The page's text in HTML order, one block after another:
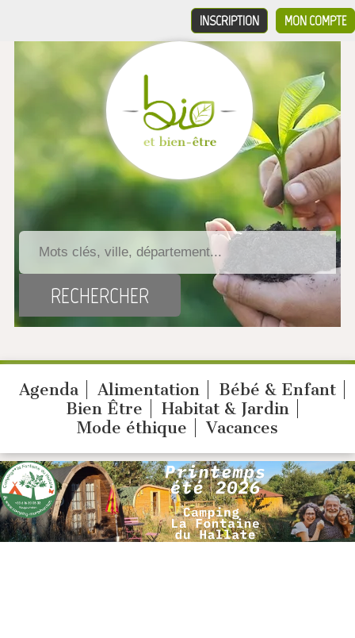
MON COMPTE
INSCRIPTION
Agenda Alimentation
Bébé & Enfant
Bien Être
Habitat & Jardin
Mode éthique
Vacances